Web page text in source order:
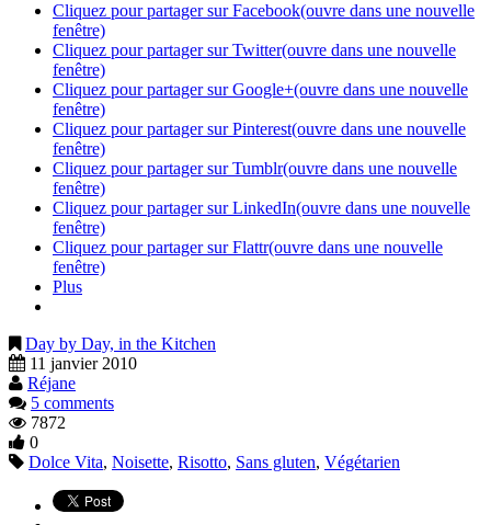
Cliquez pour partager sur Facebook(ouvre dans une nouvelle
fenêtre)
Cliquez pour partager sur Twitter(ouvre dans une nouvelle
fenêtre)
Cliquez pour partager sur Google+(ouvre dans une nouvelle
fenêtre)
Cliquez pour partager sur Pinterest(ouvre dans une nouvelle
fenêtre)
Cliquez pour partager sur Tumblr(ouvre dans une nouvelle
fenêtre)
Cliquez pour partager sur LinkedIn(ouvre dans une nouvelle
fenêtre)
Cliquez pour partager sur Flattr(ouvre dans une nouvelle
fenêtre)
Plus
Day by Day, in the Kitchen
11 janvier 2010
Réjane
5 comments
7872
0
Dolce Vita, Noisette, Risotto, Sans gluten, Végétarien